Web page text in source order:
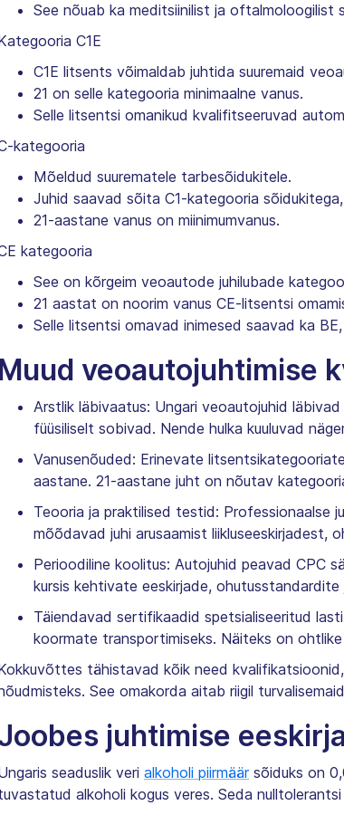
See nõuab ka meditsiinilist ja oftalmoloogilist
C1E
C1E litsents võimaldab juhtida suuremaid
21 on selle kategooria minimaalne vanus.
Selle litsentsi omanikud kvalifitseeruvad
kategooria
Mõeldud suurematele tarbesõidukitele.
Juhid saavad sõita C1-kategooria
21-aastane vanus on miinimumvanus.
kategooria
See on kõrgeim veoautode juhilubade
21 aastat on noorim vanus CE-litsentsi
Selle litsentsi omavad inimesed saavad ka
Muud veoautojuhtimise
Arstlik läbivaatus: Ungari veoautojuhid
füüsiliselt sobivad. Nende hulka kuuluvad
Vanusenõuded: Erinevate
aastane. 21-aastane juht on nõutav
Teooria ja praktilised testid: Professionaalse
mõõdavad juhi arusaamist
Perioodiline koolitus: Autojuhid peavad CPC
kursis kehtivate eeskirjade,
Täiendavad sertifikaadid spetsialiseeritud
koormate transportimiseks. Näiteks on
tähistavad kõik need
See omakorda aitab riigil
juhtimise
seaduslik veri alkoholi piirmäärsõiduks on
alkoholi kogus veres. Seda